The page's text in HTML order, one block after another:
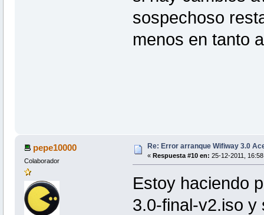
sospechoso
menos en tanto
pepe10000
Colaborador
Re: Error arranque Wifiway 3.0
« Respuesta #10 en: 25-12-2011,
Estoy haciendo
3.0-final-v2.iso y